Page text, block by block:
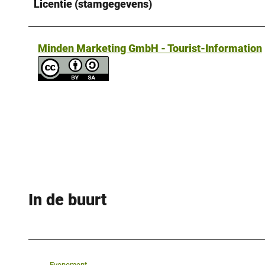
Licentie (stamgegevens)
Minden Marketing GmbH - Tourist-Information
In de buurt